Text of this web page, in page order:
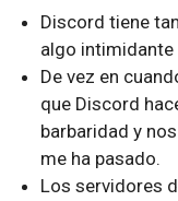
Discord tiene
algo intimidante
De vez en
que Discord
barbaridad y
me ha pasado.
Los servidores